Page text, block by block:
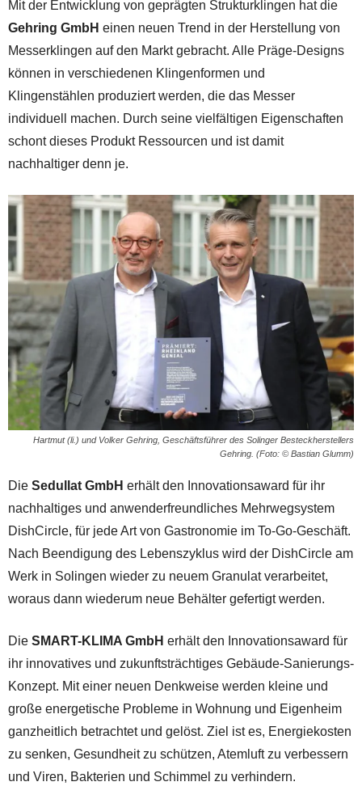
Mit der Entwicklung von geprägten Strukturklingen hat die
Gehring GmbH einen neuen Trend in der Herstellung von
Messerklingen auf den Markt gebracht. Alle Präge-Designs
können in verschiedenen Klingenformen und
Klingenstählen produziert werden, die das Messer
individuell machen. Durch seine vielfältigen Eigenschaften
schont dieses Produkt Ressourcen und ist damit
nachhaltiger denn je.
Hartmut (li.) und Volker Gehring, Geschäftsführer des Solinger Besteckherstellers
Gehring. (Foto: © Bastian Glumm)
Die Sedullat GmbH erhält den Innovationsaward für ihr
nachhaltiges und anwenderfreundliches Mehrwegsystem
DishCircle, für jede Art von Gastronomie im To-Go-Geschäft.
Nach Beendigung des Lebenszyklus wird der DishCircle am
Werk in Solingen wieder zu neuem Granulat verarbeitet,
woraus dann wiederum neue Behälter gefertigt werden.
Die SMART-KLIMA GmbH erhält den Innovationsaward für
ihr innovatives und zukunftsträchtiges Gebäude-Sanierungs-
Konzept. Mit einer neuen Denkweise werden kleine und
große energetische Probleme in Wohnung und Eigenheim
ganzheitlich betrachtet und gelöst. Ziel ist es, Energiekosten
zu senken, Gesundheit zu schützen, Atemluft zu verbessern
und Viren, Bakterien und Schimmel zu verhindern.